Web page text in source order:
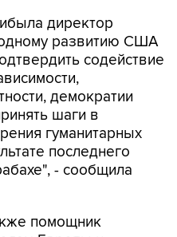
директор
развитию США
содействие
демократии
шаги в
гуманитарных
последнего
- сообщила
помощник